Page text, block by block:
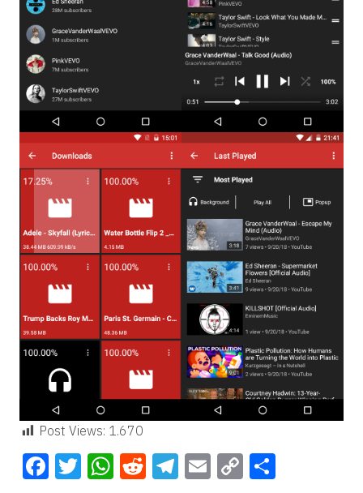
Post Views: 1.670
Facebook
Twitter
WhatsApp
Reddit
Telegram
Email
Copy